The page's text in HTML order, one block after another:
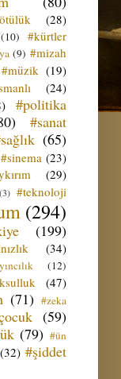
(28)
(10)
#kürtler
(9) #mizah
#müzik (19)
(24)
#politika
#sanat
(65)
#sinema (23)
(29)
(3) #teknoloji
(294)
(199)
(34)
(12)
(47)
(71) #zeka
(59)
(79) #ün
(32) #şiddet